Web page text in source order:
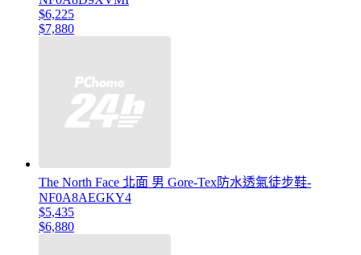
$6,225
$7,880
The North Face 北面 男 Gore-Tex防水透氣徒步鞋-
NF0A8AEGKY4
$5,435
$6,880